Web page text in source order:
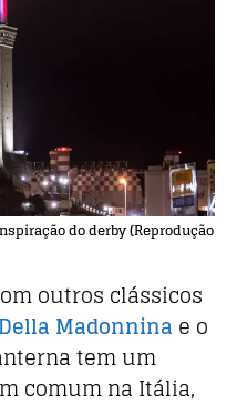
do derby (Reprodução
outros clássicos
Madonnina e o
tem um
comum na Itália,